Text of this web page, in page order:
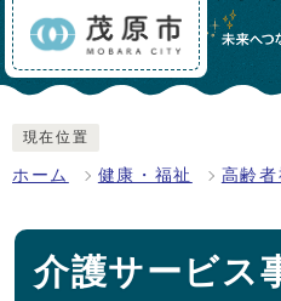
現在位置
ホーム 健康・福祉 高齢者
介護サービス